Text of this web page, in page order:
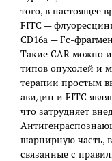
того, в настоящее
FITC —
CD16a — Fc-
Такие CAR можно
типов опухолей и
терапии простым
авидин и FITC
что затрудняет
шарнирную часть,
связанные с